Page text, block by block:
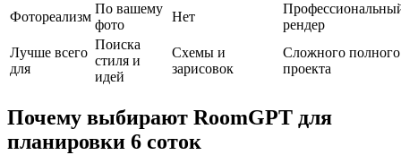
Фотореализм
По вашему
фото
Нет
рендер
Лучше всего
для
Поиска
стиля и
идей
Схемы и
зарисовок
Сложного полного
проекта
Почему выбирают RoomGPT для
планировки 6 соток